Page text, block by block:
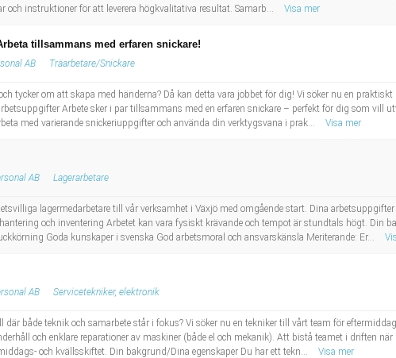
och instruktioner för att leverera högkvalitativa resultat. Samarb...
Visa mer
tillsammans med erfaren snickare!
AB Träarbetare/Snickare
tycker om att skapa med händerna? Då kan detta vara jobbet för dig! Vi söker nu en
Arbete sker i par tillsammans med en erfaren snickare – perfekt för dig som vill
med varierande snickeriuppgifter och använda din verktygsvana i prak...
Visa mer
AB Lagerarbetare
lagermedarbetare till vår verksamhet i Växjö med omgående start. Dina
och inventering Arbetet kan vara fysiskt krävande och tempot är stundtals högt. Din
Goda kunskaper i svenska God arbetsmoral och ansvarskänsla Meriterande: Er...
AB Servicetekniker, elektronik
där både teknik och samarbete står i fokus? Vi söker nu en tekniker till vårt team för
och enklare reparationer av maskiner (både el och mekanik). Att bistå teamet i driften
och kvällsskiftet. Din bakgrund/Dina egenskaper Du har ett tekn...
Visa mer